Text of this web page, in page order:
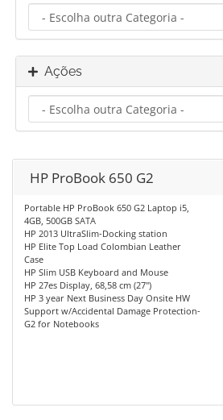
Ações
HP ProBook 650 G2
Portable HP ProBook 650 G2 Laptop i5,
4GB, 500GB SATA
HP 2013 UltraSlim-Docking station
HP Elite Top Load Colombian Leather
Case
HP Slim USB Keyboard and Mouse
HP 27es Display, 68,58 cm (27")
HP 3 year Next Business Day Onsite HW
Support w/Accidental Damage Protection-
G2 for Notebooks